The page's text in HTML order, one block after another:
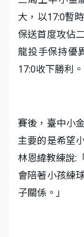
大，以17:0暫
保送首度攻佔
龍投手保持優
17:0收下勝利。
賽後，臺中小
主要的是希望
林恩緯教練說:
會陪著小孩練
子關係。」